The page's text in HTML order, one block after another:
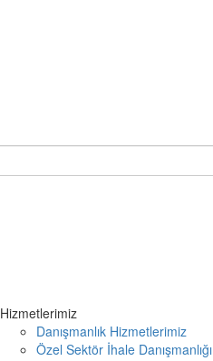
Hizmetlerimiz
Danışmanlık Hizmetlerimiz
Özel Sektör İhale Danışmanlığı